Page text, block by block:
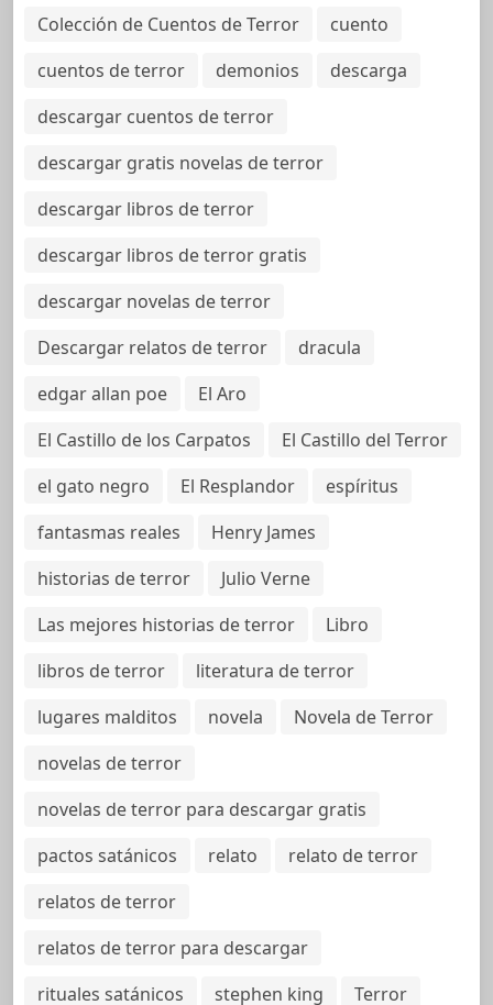
Colección de Cuentos de Terror
cuento
cuentos de terror
demonios
descarga
descargar cuentos de terror
descargar gratis novelas de terror
descargar libros de terror
descargar libros de terror gratis
descargar novelas de terror
Descargar relatos de terror
dracula
edgar allan poe
El Aro
El Castillo de los Carpatos
El Castillo del Terror
el gato negro
El Resplandor
espíritus
fantasmas reales
Henry James
historias de terror
Julio Verne
Las mejores historias de terror
Libro
libros de terror
literatura de terror
lugares malditos
novela
Novela de Terror
novelas de terror
novelas de terror para descargar gratis
pactos satánicos
relato
relato de terror
relatos de terror
relatos de terror para descargar
rituales satánicos
stephen king Terror